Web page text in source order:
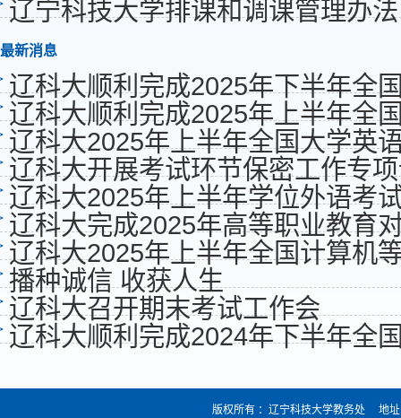
辽宁科技大学排课和调课管理办
最新消息
辽科大顺利完成2025年下半年全
辽科大顺利完成2025年上半年全
辽科大2025年上半年全国大学英
辽科大开展考试环节保密工作专
辽科大2025年上半年学位外语考
辽科大完成2025年高等职业教育
辽科大2025年上半年全国计算机
播种诚信 收获人生
辽科大召开期末考试工作会
辽科大顺利完成2024年下半年全
版权所有 ：辽宁科技大学教务处 地